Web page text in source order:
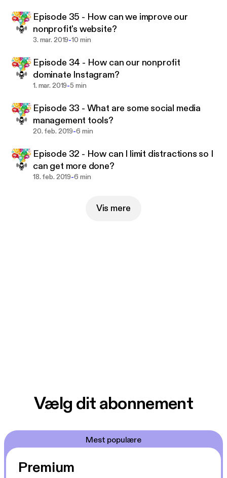
Episode 35 - How can we improve our
nonprofit's website?
3. mar. 2019-10 min
Episode 34 - How can our nonprofit
dominate Instagram?
1. mar. 2019-5 min
Episode 33 - What are some social media
management tools?
20. feb. 2019-6 min
Episode 32 - How can I limit distractions so I
can get more done?
18. feb. 2019-6 min
Vis mere
Vælg dit abonnement
Mest populære
Premium